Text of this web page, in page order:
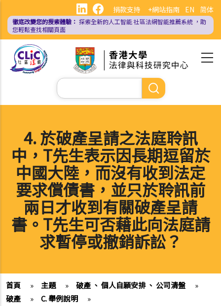
內
EN 简体
捐款支持 +網站指南
徹底改變您的搜索體驗： 探索全新的人工智能社區法網智能推薦系統 ，助
您輕鬆查找相關頁面
Search
4. 於破產呈請之法庭聆訊
中，T先生表示因長期逗留於
中國大陸，而沒有收到法定
要求償債書，並只於聆訊前
兩日才收到有關破產呈請
書。T先生可否藉此向法庭請
求暫停或撤銷訴訟？
首頁 » 主題 » 破產 、 個人自願安排 、 公司清盤
»
破產
» C. 舉例說明
»